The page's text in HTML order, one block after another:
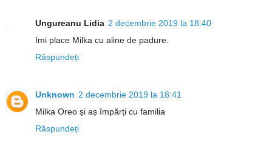
Ungureanu Lidia 2 decembrie 2019 la 18:40
Imi place Milka cu aline de padure.
Răspundeți
Unknown 2 decembrie 2019 la 18:41
Milka Oreo și aș împărți cu familia
Răspundeți